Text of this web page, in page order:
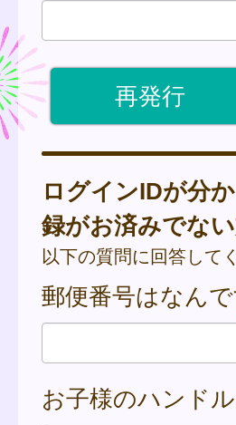
ログインIDが分
録がお済みでな
以下の質問に回答して
郵便番号はなん
お子様のハンド